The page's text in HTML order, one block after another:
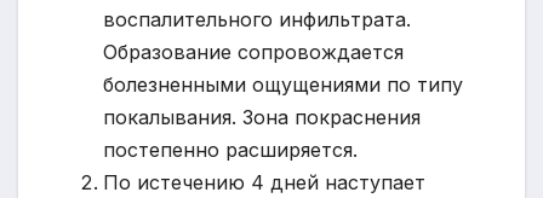
воспалительного инфильтрата.
Образование сопровождается
болезненными ощущениями по типу
покалывания. Зона покраснения
постепенно расширяется.
По истечению 4 дней наступает